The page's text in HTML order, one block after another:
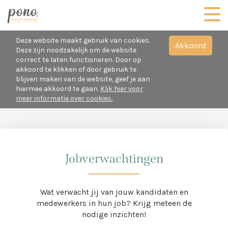
Deze website maakt gebruik van cookies.
Deze zijn noodzakelijk om de website
correct te laten functioneren. Door op
akkoord te klikken of door gebruik te
blijven maken van de website, geef je aan
hiermee akkoord te gaan. Klik hier voor
meer informatie over cookies.
Akkoord
Jobverwachtingen
Wat verwacht jij van jouw kandidaten en
medewerkers in hun job? Krijg meteen de
nodige inzichten!